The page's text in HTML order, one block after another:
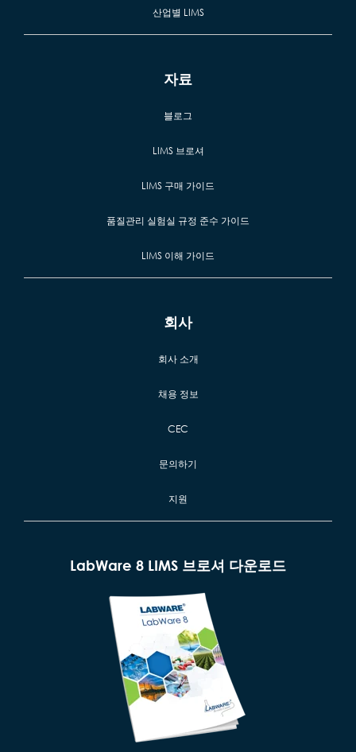
산업별 LIMS
자료
블로그
LIMS 브로셔
LIMS 구매 가이드
품질관리 실험실 규정 준수 가이드
LIMS 이해 가이드
회사
회사 소개
채용 정보
CEC
문의하기
지원
LabWare 8 LIMS 브로셔 다운로드